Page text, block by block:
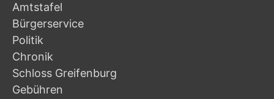
Amtstafel
Bürgerservice
Politik
Chronik
Schloss Greifenburg
Gebühren